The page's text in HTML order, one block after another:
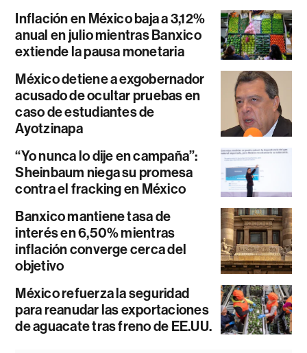
Inflación en México baja a 3,12%
anual en julio mientras Banxico
extiende la pausa monetaria
México detiene a exgobernador
acusado de ocultar pruebas en
caso de estudiantes de
Ayotzinapa
“Yo nunca lo dije en campaña”:
Sheinbaum niega su promesa
contra el fracking en México
Banxico mantiene tasa de
interés en 6,50% mientras
inflación converge cerca del
objetivo
México refuerza la seguridad
para reanudar las exportaciones
de aguacate tras freno de EE.UU.